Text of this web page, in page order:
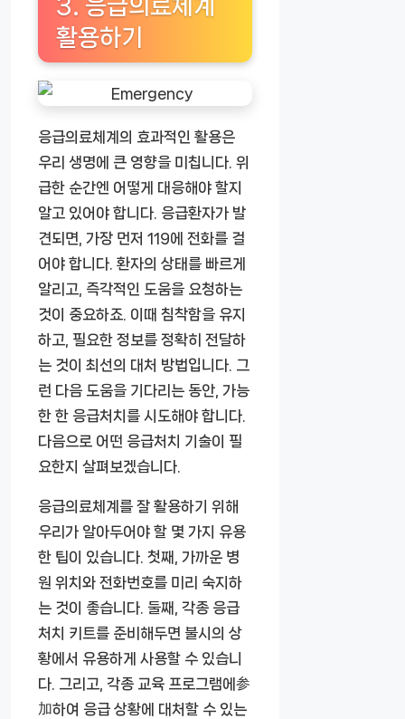
3. 응급의료체계
활용하기
응급의료체계의 효과적인 활용은
우리 생명에 큰 영향을 미칩니다. 위
급한 순간엔 어떻게 대응해야 할지
알고 있어야 합니다. 응급환자가 발
견되면, 가장 먼저 119에 전화를 걸
어야 합니다. 환자의 상태를 빠르게
알리고, 즉각적인 도움을 요청하는
것이 중요하죠. 이때 침착함을 유지
하고, 필요한 정보를 정확히 전달하
는 것이 최선의 대처 방법입니다. 그
런 다음 도움을 기다리는 동안, 가능
한 한 응급처치를 시도해야 합니다.
다음으로 어떤 응급처치 기술이 필
요한지 살펴보겠습니다.
응급의료체계를 잘 활용하기 위해
우리가 알아두어야 할 몇 가지 유용
한 팁이 있습니다. 첫째, 가까운 병
원 위치와 전화번호를 미리 숙지하
는 것이 좋습니다. 둘째, 각종 응급
처치 키트를 준비해두면 불시의 상
황에서 유용하게 사용할 수 있습니
다. 그리고, 각종 교육 프로그램에参
加하여 응급 상황에 대처할 수 있는